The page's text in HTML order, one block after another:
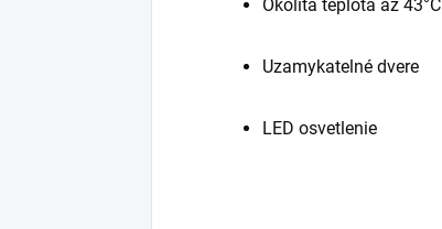
Okolitá teplota až 43°C
Uzamykatelné dvere
LED osvetlenie